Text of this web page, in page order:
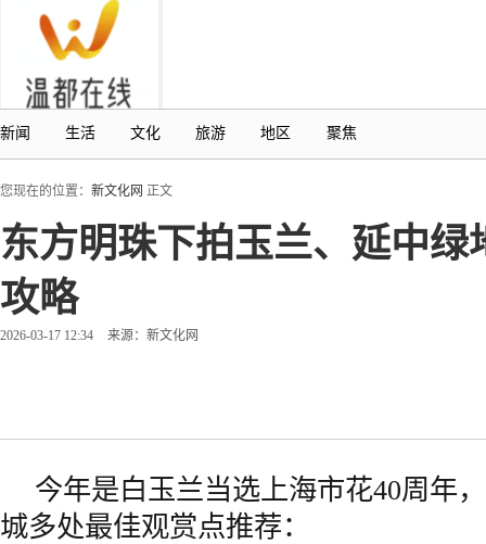
新闻 生活 文化 旅游 地区 聚焦
您现在的位置： 新文化网 正文
东方明珠下拍玉兰、延中
攻略
2026-03-17 12:34 来源：新文化网
今年是白玉兰当选上海市花40周年
城多处最佳观赏点推荐：